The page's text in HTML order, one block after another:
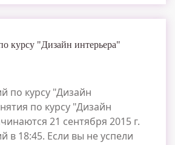
курсу "Дизайн интерьера"
по курсу "Дизайн
по курсу "Дизайн
21 сентября 2015 г.
в 18:45. Если вы не успели